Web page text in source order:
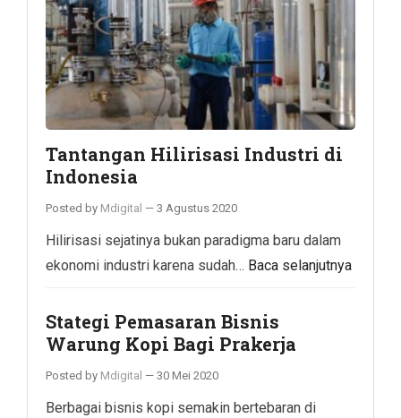
Tantangan Hilirisasi Industri di
Indonesia
Posted by Mdigital — 3 Agustus 2020
Hilirisasi sejatinya bukan paradigma baru dalam
ekonomi industri karena sudah… Baca selanjutnya
Stategi Pemasaran Bisnis
Warung Kopi Bagi Prakerja
Posted by Mdigital — 30 Mei 2020
Berbagai bisnis kopi semakin bertebaran di